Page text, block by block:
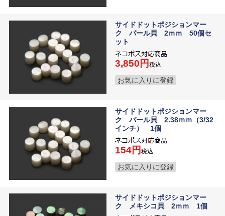
サイドドットポジションマー
ク パール貝 2ｍｍ 50個セ
ット
3,850 税込
お気に入りに登録
サイドドットポジションマー
ク パール貝 2.38ｍｍ（3/32
インチ） 1個
154 税込
お気に入りに登録
サイドドットポジションマー
ク メキシコ貝 2ｍｍ 1個